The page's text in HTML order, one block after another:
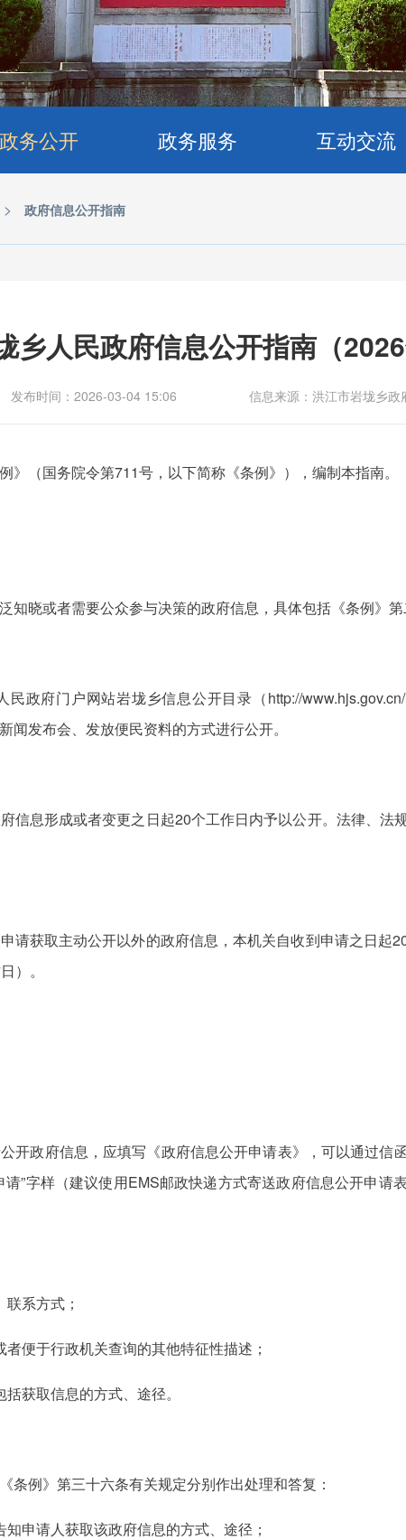
政务公开 政务服务 互动交流
> 政府信息公开指南
乡人民政府信息公开指南（2026
发布时间：2026-03-04 15:06 信息来源：洪江市岩垅乡政
》（国务院令第711号，以下简称《条例》），编制本指南。
知晓或者需要公众参与决策的政府信息，具体包括《条例》第
政府门户网站岩垅乡信息公开目录（http://
发布会、发放便民资料的方式进行公开。
信息形成或者变更之日起20个工作日内予以公开。法律、法
请获取主动公开以外的政府信息，本机关自收到申请之日起
）。
开政府信息，应填写《政府信息公开申请表》，可以通过信
”字样（建议使用EMS邮政快递方式寄送政府信息公开申请
系方式；
便于行政机关查询的其他特征性描述；
获取信息的方式、途径。
条例》第三十六条有关规定分别作出处理和答复：
申请人获取该政府信息的方式、途径；